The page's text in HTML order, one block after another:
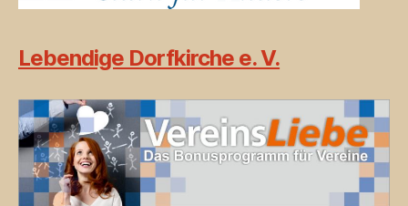
Lebendige Dorfkirche e. V.